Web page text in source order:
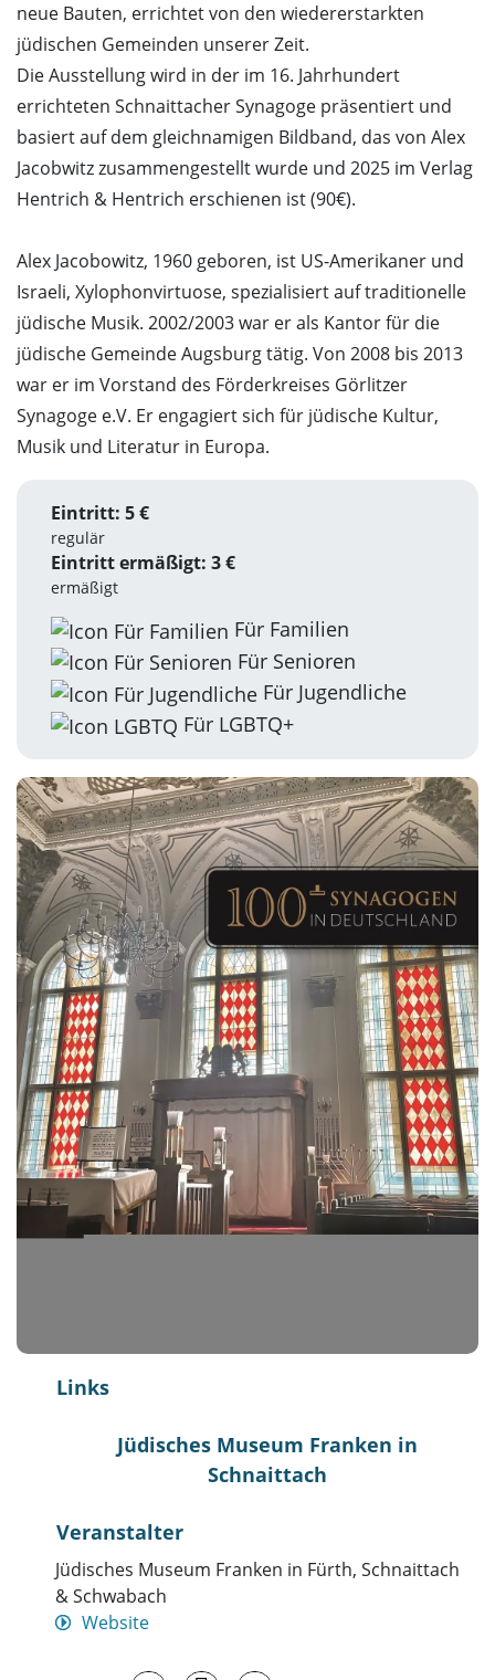
neue Bauten, errichtet von den wiedererstarkten
jüdischen Gemeinden unserer Zeit.
Die Ausstellung wird in der im 16. Jahrhundert
errichteten Schnaittacher Synagoge präsentiert und
basiert auf dem gleichnamigen Bildband, das von Alex
Jacobwitz zusammengestellt wurde und 2025 im Verlag
Hentrich & Hentrich erschienen ist (90€).
Alex Jacobowitz, 1960 geboren, ist US-Amerikaner und
Israeli, Xylophonvirtuose, spezialisiert auf traditionelle
jüdische Musik. 2002/2003 war er als Kantor für die
jüdische Gemeinde Augsburg tätig. Von 2008 bis 2013
war er im Vorstand des Förderkreises Görlitzer
Synagoge e.V. Er engagiert sich für jüdische Kultur,
Musik und Literatur in Europa.
Eintritt: 5 €
regulär
Eintritt ermäßigt: 3 €
ermäßigt
Für Familien
Für Senioren
Für Jugendliche
Für LGBTQ+
Links
Jüdisches Museum Franken in
Schnaittach
Veranstalter
Jüdisches Museum Franken in Fürth, Schnaittach
& Schwabach
Website